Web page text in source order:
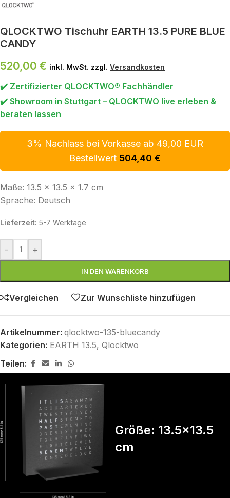
QLOCKTWO Tischuhr EARTH 13.5 PURE BLUE
CANDY
520,00 € inkl. MwSt. zzgl. Versandkosten
✔️ Zertifizierter QLOCKTWO® Fachhändler
✔️ Showroom in Stuttgart – QLOCKTWO live erleben &
beraten lassen
3% Nachlass bei Vorkasse ab 49,00 EUR
Bestellwert 504,40 €
Maße: 13.5 x 13.5 x 1.7 cm
Sprache: Deutsch
Lieferzeit: 5-7 Werktage
- +
IN DEN WARENKORB
Vergleichen Zur Wunschliste hinzufügen
Artikelnummer: qlocktwo-135-bluecandy
Kategorien: EARTH 13.5, Qlocktwo
Teilen:
Größe: 13.5x13.5
cm